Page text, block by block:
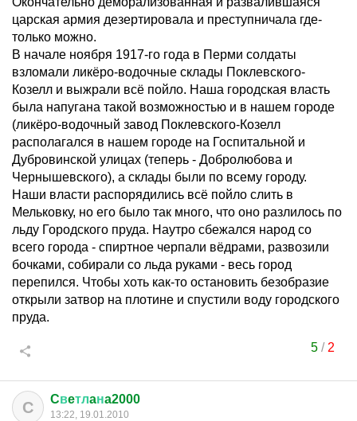
царская армия дезертировала и преступничала где-
только можно.
В начале ноября 1917-го года в Перми солдаты
взломали ликёро-водочные склады Поклевского-
Козелл и выжрали всё пойло. Наша городская власть
была напугана такой возможностью и в нашем городе
(ликёро-водочный завод Поклевского-Козелл
располагался в нашем городе на Госпитальной и
Дубровинской улицах (теперь - Добролюбова и
Чернышевского), а склады были по всему городу.
Наши власти распорядились всё пойло слить в
Мельковку, но его было так много, что оно разлилось по
льду Городского пруда. Наутро сбежался народ со
всего города - спиртное черпали вёдрами, развозили
бочками, собирали со льда руками - весь город
перепился. Чтобы хоть как-то остановить безобразие
открыли затвор на плотине и спустили воду городского
пруда.
5/ 2
C Cвeтлaнa2000
13:22, 19.01.2010